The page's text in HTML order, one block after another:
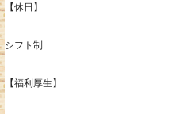
【休日】
シフト制
【福利厚生】